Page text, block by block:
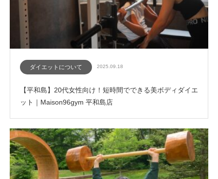
ダイエットについて 2025.09.18
【平和島】20代女性向け！短時間でできる美ボディダイエ
ット｜Maison96gym 平和島店